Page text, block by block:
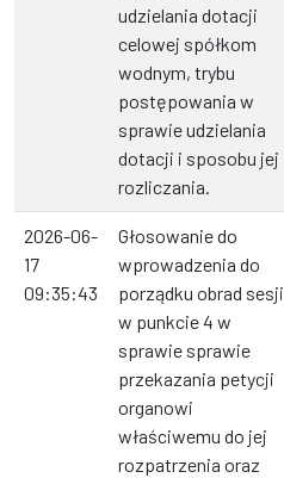
udzielania dotacji
celowej spółkom
wodnym, trybu
postępowania w
sprawie udzielania
dotacji i sposobu jej
rozliczania.
2026-06-
17
09:35:43
Głosowanie do
wprowadzenia do
porządku obrad sesji
w punkcie 4 w
sprawie sprawie
przekazania petycji
organowi
właściwemu do jej
rozpatrzenia oraz